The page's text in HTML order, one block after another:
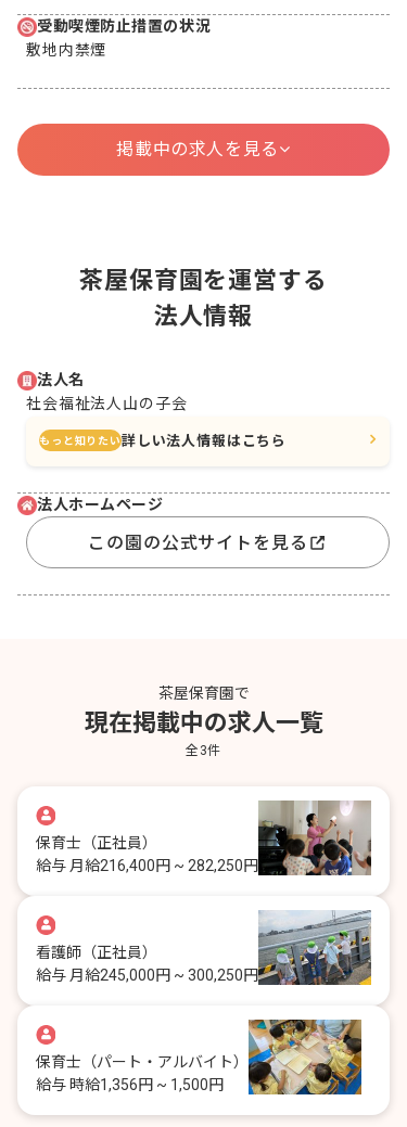
受動喫煙防止措置の状況
敷地内禁煙
掲載中の求人を見る
茶屋保育園を運営する
法人情報
法人名
社会福祉法人山の子会
もっと知りたい詳しい法人情報はこちら
法人ホームページ
この園の公式サイトを見る
茶屋保育園で
現在掲載中の求人一覧
全 3件
保育士 （正社員）
給与 月給216,400円 ~ 282,250円
看護師 （正社員）
給与 月給245,000円 ~ 300,250円
保育士 （パート・アルバイト）
給与 時給1,356円 ~ 1,500円